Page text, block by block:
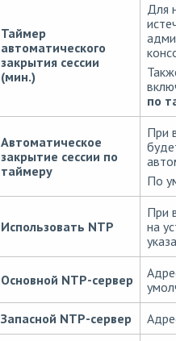
Таймер
автоматического
закрытия сессии
(мин.)
Для
по
Автоматическое
закрытие сессии по
таймеру
При
По
Использовать NTP
При
на
Основной NTP-сервер
Запасной NTP-сервер